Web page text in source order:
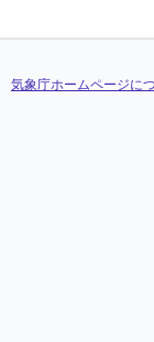
気象庁ホームページに